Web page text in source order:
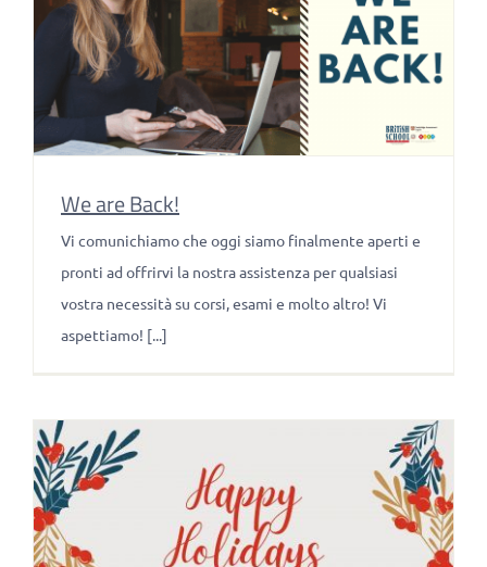
We are Back!
Vi comunichiamo che oggi siamo finalmente aperti e
pronti ad offrirvi la nostra assistenza per qualsiasi
vostra necessità su corsi, esami e molto altro! Vi
aspettiamo! [...]